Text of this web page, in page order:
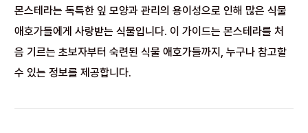
몬스테라는 독특한 잎 모양과 관리의 용이성으로 인해 많은 식물
애호가들에게 사랑받는 식물입니다. 이 가이드는 몬스테라를 처
음 기르는 초보자부터 숙련된 식물 애호가들까지, 누구나 참고할
수 있는 정보를 제공합니다.